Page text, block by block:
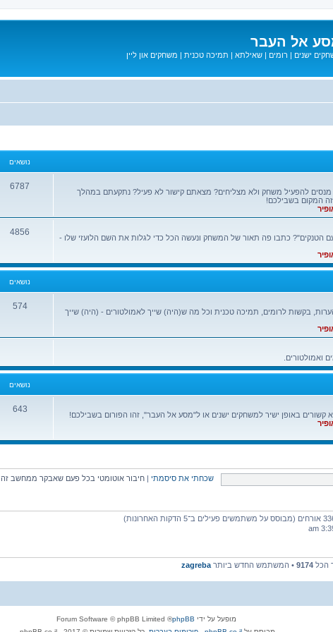
אל העבר
ישנים | רומים | שאילתא | תמיכה טכנית | משחקים און ליין
נושאים
להפעיל משחק ולא מצליחים? מצאתם קישור לא פעיל? נתקעתם במהלך
המקום בשבילכם!
6787
כתבו פה תאור של המשחק ונעשה הכל כדי לגלות את השם הלועזי שלו -
4856
נושאים
בקשות לרומים, תמיכה טכנית וכל מה ש(היה) שייך לאמולטורים - (היה) שייך
574
נושאים
באופן ישיר למשחקים ישנים או ל"מסע אל העבר", זהו הפורום בשבילכם!
643
שכחתי את סיסמתי חיבור אוטומטי בכל פעם שאבקר ממחשב זה
הכל 9174 • המשתמש החדש ביותר zagreba
מופעל על ידי phpBB
® Forum Software © phpBB Limited